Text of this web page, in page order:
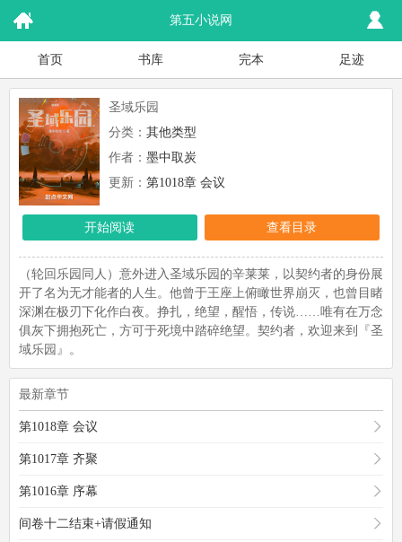
第五小说网
首页 书库 完本 足迹
圣域乐园
分类： 其他类型
作者： 墨中取炭
更新： 第1018章 会议
开始阅读 查看目录
（轮回乐园同人）意外进入圣域乐园的辛莱莱，以契约者的身份展
开了名为无才能者的人生。他曾于王座上俯瞰世界崩灭，也曾目睹
深渊在极刃下化作白夜。挣扎，绝望，醒悟，传说……唯有在万念
俱灰下拥抱死亡，方可于死境中踏碎绝望。契约者，欢迎来到『圣
域乐园』。
最新章节
第1018章 会议
第1017章 齐聚
第1016章 序幕
间卷十二结束+请假通知